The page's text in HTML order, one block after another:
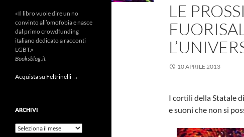
LE
10 APRILE 2013
I cortili della Statale
e suoni che non si
«Il libro vuole dire un no
convinto all’omofobia e nasce
dal primo crowdfunding
italiano dedicato a racconti
LGBT.»
Booksblog.it
Acquista su Feltrinelli →
ARCHIVI
Archivi